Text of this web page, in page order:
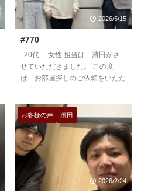
2026/5/15
#770
20代 女性 担当は 濱田がさ
せていただきました。 この度
は お部屋探しのご依頼をいただ
https://teian-enh.com/staff011/
お客様の声 濱田
2026/2/24